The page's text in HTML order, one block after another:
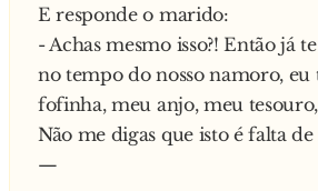
- Mãe, o pai disse que,
mão”
—
E responde o marido:
- Achas mesmo isso?! Então já
no tempo do nosso namoro, eu
fofinha, meu anjo, meu
Não me digas que isto é falta
—